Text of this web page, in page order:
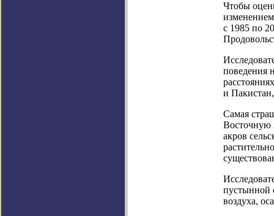
Чтобы
с 1985 по
поведения
и
Самая
Восточную
акров
пустынной
воздуха,